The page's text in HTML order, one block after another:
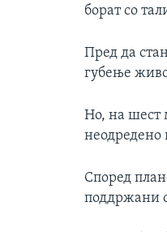
борат со
Пред да
губење
Но, на шест
неодредено
Според
поддржани